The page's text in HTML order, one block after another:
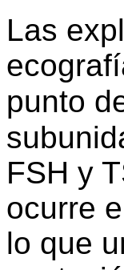
Las
punto
FSH y
ocurre
lo que